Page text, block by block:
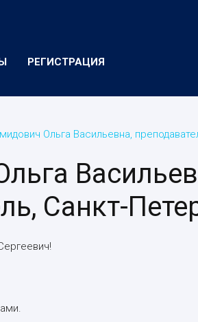
РЕГИСТРАЦИЯ
Ольга Васильевна,
Санкт-